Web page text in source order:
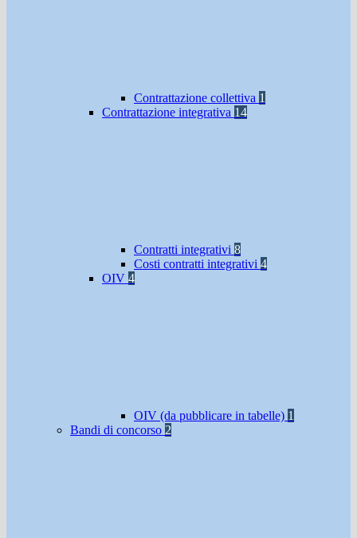
Contrattazione collettiva 1
Contrattazione integrativa 14
Contratti integrativi 8
Costi contratti integrativi 4
OIV 4
OIV (da pubblicare in tabelle) 1
Bandi di concorso 2